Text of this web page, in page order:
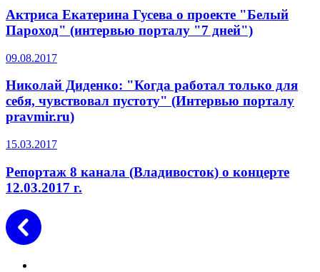
Актриса Екатерина Гусева о проекте "Белый
Пароход" (интервью порталу "7 дней")
09.08.2017
Николай Диденко: "Когда работал только для
себя, чувствовал пустоту" (Интервью порталу
pravmir.ru)
15.03.2017
Репортаж 8 канала (Владивосток) о концерте
12.03.2017 г.